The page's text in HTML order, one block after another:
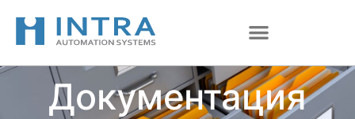
содержимому
Документация